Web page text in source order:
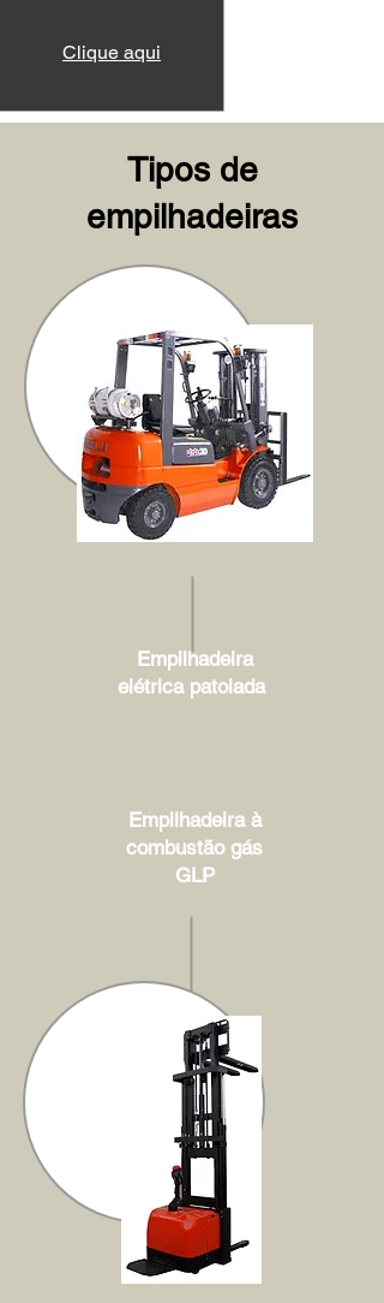
Clique aqui
Tipos de
empilhadeiras
Empilhadeira
elétrica patolada
Empilhadeira à
combustão gás
GLP